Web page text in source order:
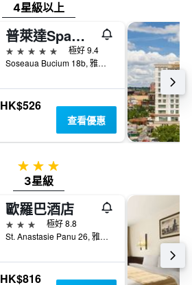
4星級以上
普萊達Spa精品酒店
5星級
極好 9.4
Soseaua Bucium 18b, 雅西, 羅馬尼亞
HK$526
查看優惠
3星級
3星級
歐羅巴酒店
3星級
極好 8.8
St. Anastasie Panu 26, 雅西, 羅馬尼亞
HK$816